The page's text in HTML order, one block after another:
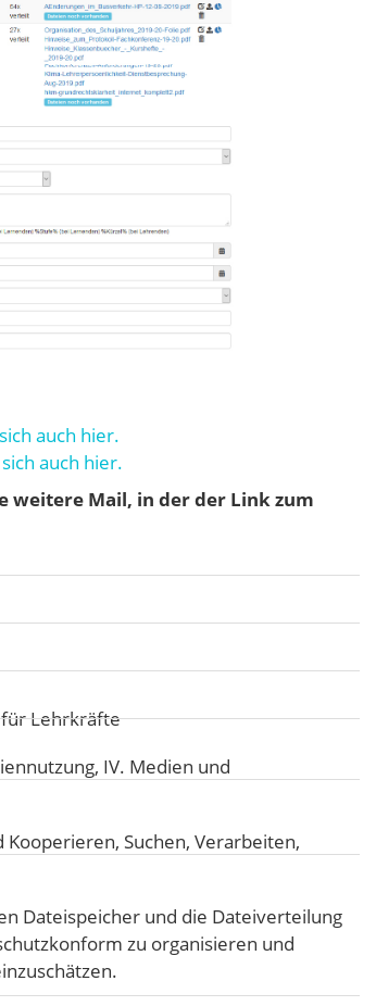
auch hier.
auch hier.
weitere Mail, in der der Link zum
für Lehrkräfte
, IV. Medien und
Kooperieren, Suchen, Verarbeiten,
Dateispeicher und die Dateiverteilung
zu organisieren und